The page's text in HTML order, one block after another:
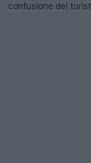
confusione dei